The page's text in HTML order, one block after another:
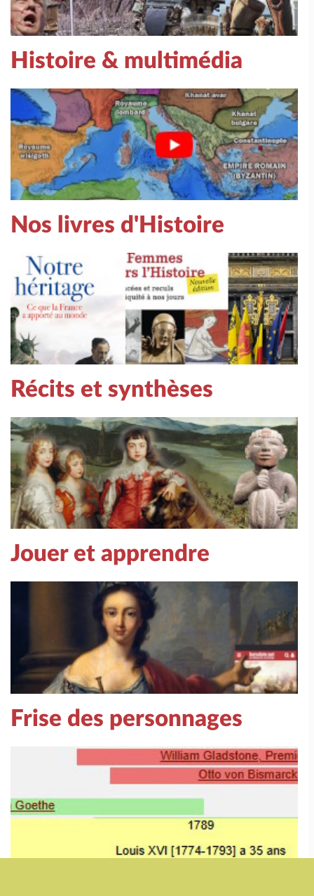
Histoire & multimédia
Nos livres d'Histoire
Récits et synthèses
Jouer et apprendre
Frise des personnages